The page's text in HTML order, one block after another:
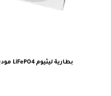
بطارية ليثيوم LiFePO4 موديل DL2.5 – 2.56kWh | 25.6V